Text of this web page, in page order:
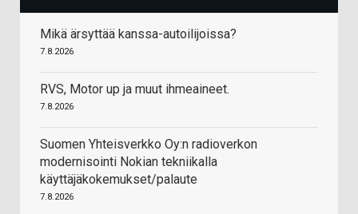
Mikä ärsyttää kanssa-autoilijoissa?
7.8.2026
RVS, Motor up ja muut ihmeaineet.
7.8.2026
Suomen Yhteisverkko Oy:n radioverkon
modernisointi Nokian tekniikalla
käyttäjäkokemukset/palaute
7.8.2026